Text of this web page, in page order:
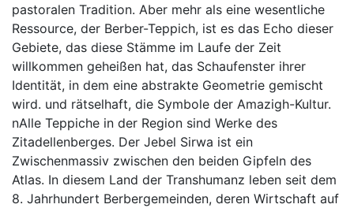
pastoralen Tradition. Aber mehr als eine wesentliche
Ressource, der Berber-Teppich, ist es das Echo dieser
Gebiete, das diese Stämme im Laufe der Zeit
willkommen geheißen hat, das Schaufenster ihrer
Identität, in dem eine abstrakte Geometrie gemischt
wird. und rätselhaft, die Symbole der Amazigh-Kultur.
nAlle Teppiche in der Region sind Werke des
Zitadellenberges. Der Jebel Sirwa ist ein
Zwischenmassiv zwischen den beiden Gipfeln des
Atlas. In diesem Land der Transhumanz leben seit dem
8. Jahrhundert Berbergemeinden, deren Wirtschaft auf